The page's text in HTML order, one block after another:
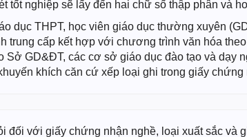
tốt nghiệp sẽ lấy đến hai chữ số thập phân và
dục THPT, học viên giáo dục thường xuyên
trung cấp kết hợp với chương trình văn hóa
Sở GD&ĐT, các cơ sở giáo dục đào tạo và dạy
khích căn cứ xếp loại ghi trong giấy
đối với giấy chứng nhận nghề, loại xuất sắc và